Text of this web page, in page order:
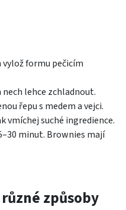
vylož formu pečicím
lehce zchladnout.
řepu s medem a vejci.
vmíchej suché ingredience.
minut. Brownies mají
způsoby